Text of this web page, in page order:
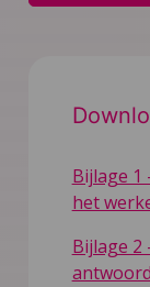
Bijlage 1
het
Bijlage 2